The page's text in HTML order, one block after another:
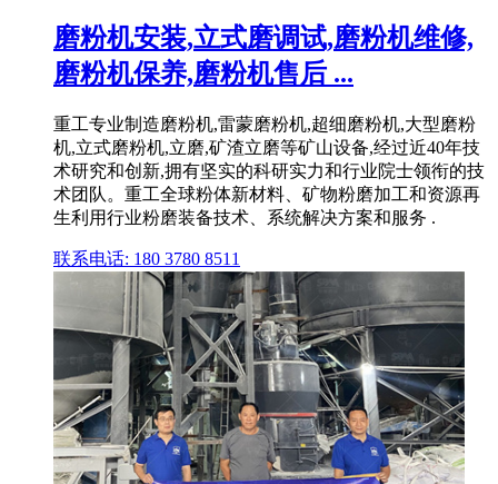
磨粉机安装,立式磨调试,磨粉机维修,
磨粉机保养,磨粉机售后 ...
重工专业制造磨粉机,雷蒙磨粉机,超细磨粉机,大型磨粉
机,立式磨粉机,立磨,矿渣立磨等矿山设备,经过近40年技
术研究和创新,拥有坚实的科研实力和行业院士领衔的技
术团队。重工全球粉体新材料、矿物粉磨加工和资源再
生利用行业粉磨装备技术、系统解决方案和服务 .
联系电话: 180 3780 8511